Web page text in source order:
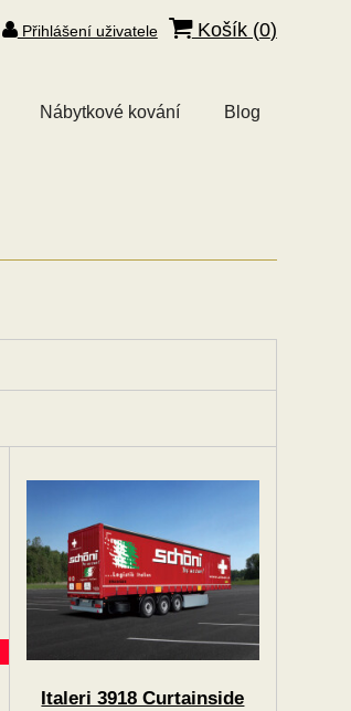
Přihlášení uživatele Košík (0)
Nábytkové kování Blog
Italeri 3918 Curtainside